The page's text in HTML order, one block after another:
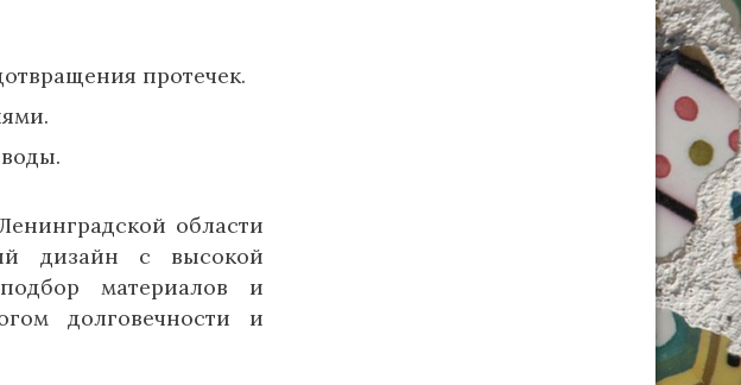
протечек.
области
дизайн с высокой
материалов и
долговечности и